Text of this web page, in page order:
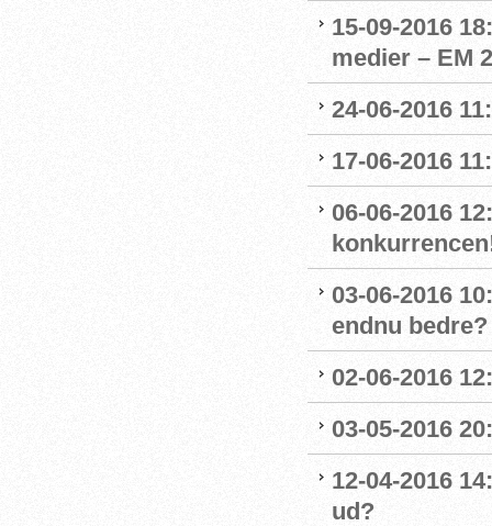
15-09-2016
medier – EM
24-06-2016
17-06-2016
06-06-2016
03-06-2016
endnu bedre?
02-06-2016
03-05-2016
12-04-2016
ud?